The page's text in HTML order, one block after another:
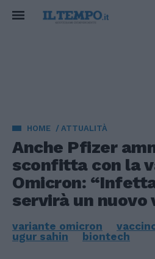
HOME ATTUALITÀ
Anche Pfizer
sconfitta con la
Omicron:
servirà un nuovo
variante omicron
ugur sahin
biontech